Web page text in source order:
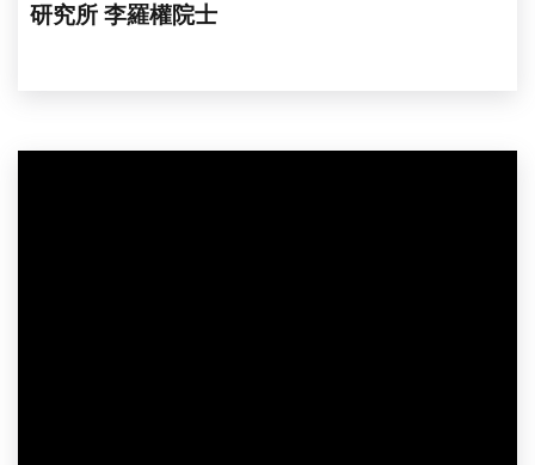
研究所 李羅權院士